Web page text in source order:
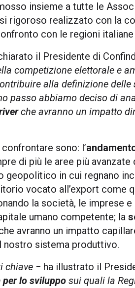
insieme a tutte le
rigoroso realizzato con la
con le regioni
il Presidente di
competizione elettorale e
alla definizione delle
passo abbiamo deciso di
che avranno un impatto
sono: l’
di più le aree più avanzate
geopolitico in cui regnano
vocato all’export come
la società, le imprese
umano competente; la
avranno un impatto
nostro sistema produttivo.
chiave − ha illustrato il
lo svilupposui quali la